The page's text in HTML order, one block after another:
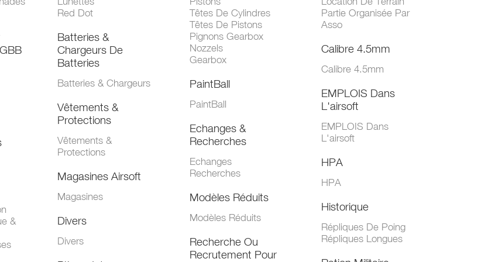
&
Red Dot
Batteries &
Chargeurs De
Batteries
Batteries & Chargeurs
Vêtements &
Protections
Vêtements &
Protections
Magasines Airsoft
Magasines
Divers
Divers
Têtes De Cylindres
Têtes De Pistons
Pignons Gearbox
Nozzels
Gearbox
PaintBall
PaintBall
Echanges &
Recherches
Echanges
Recherches
Modèles Réduits
Modèles Réduits
Recherche Ou
Recrutement Pour
Partie Organisée Par
Asso
Calibre 4.5mm
Calibre 4.5mm
EMPLOIS Dans
L'airsoft
EMPLOIS Dans
L'airsoft
HPA
HPA
Historique
Répliques De Poing
Répliques Longues